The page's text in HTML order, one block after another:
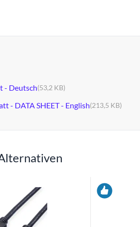
- Deutsch(53,2 KB)
- DATA SHEET - English(213,5 KB)